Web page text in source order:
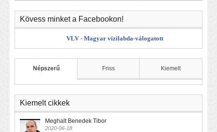
Kövess minket a Facebookon!
VLV - Magyar vízilabda-válogatott
Népszerű Friss Kiemelt
Kiemelt cikkek
Meghalt Benedek Tibor
2020-06-18